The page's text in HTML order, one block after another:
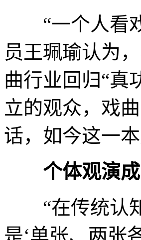
“一个人看戏
员王珮瑜认为
曲行业回归“真
立的观众，戏
话，如今这一
个体观演
“在传统认知
是‘单张、两张